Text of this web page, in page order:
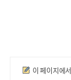
만족도조사
이 페이지에